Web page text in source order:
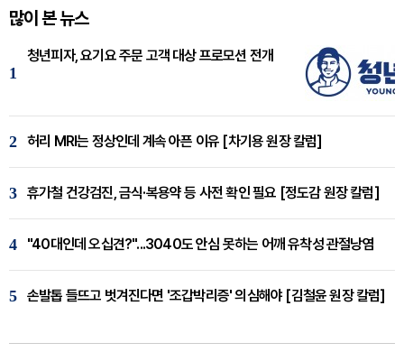
많이 본 뉴스
1
청년피자, 요기요 주문 고객 대상 프로모션 전개
2 허리 MRI는 정상인데 계속 아픈 이유 [차기용 원장 칼럼]
3 휴가철 건강검진, 금식·복용약 등 사전 확인 필요 [정도감 원장 칼럼]
4 "40대인데 오십견?"...3040도 안심 못하는 어깨 유착성 관절낭염
5 손발톱 들뜨고 벗겨진다면 '조갑박리증' 의심해야 [김철윤 원장 칼럼]